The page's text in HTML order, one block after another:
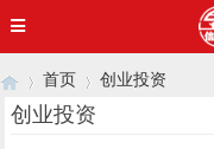
首页 创业投资
创业投资